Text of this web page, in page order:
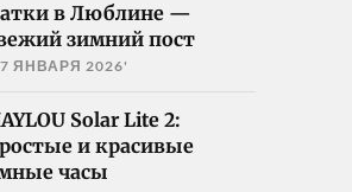
в Люблине —
зимний пост
ЯНВАРЯ 2026'
Solar Lite 2:
и красивые
часы